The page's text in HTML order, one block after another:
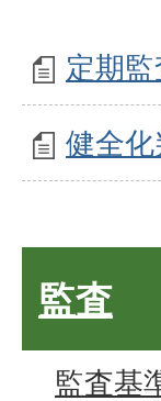
定期監
健全
監査
監査基